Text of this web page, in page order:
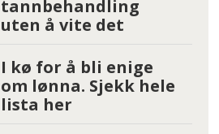
tannbehandling
uten å vite det
I kø for å bli enige
om lønna. Sjekk hele
lista her